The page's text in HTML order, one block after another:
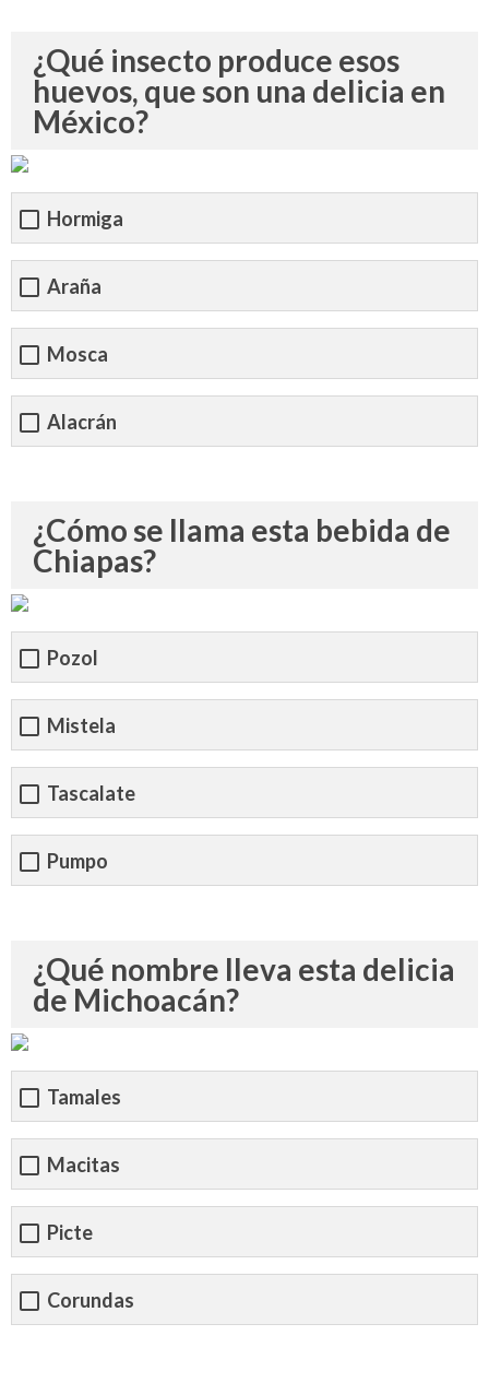
¿Qué insecto produce esos
huevos, que son una delicia en
México?
Hormiga
Araña
Mosca
Alacrán
¿Cómo se llama esta bebida de
Chiapas?
Pozol
Mistela
Tascalate
Pumpo
¿Qué nombre lleva esta delicia
de Michoacán?
Tamales
Macitas
Picte
Corundas